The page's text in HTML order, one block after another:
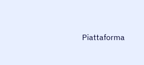
Piattaforma